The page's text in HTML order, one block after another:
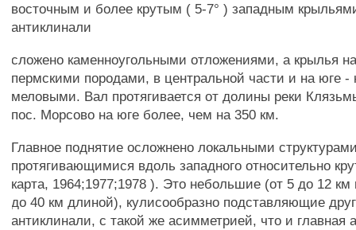
восточным и более крутым ( 5-7° ) западным
антиклинали
сложено каменноугольными отложениями, а крылья
пермскими породами, в центральной части и на юге
меловыми. Вал протягивается от долины реки
пос. Морсово на юге более, чем на 350 км.
Главное поднятие осложнено локальными
протягивающимися вдоль западного относительно
карта, 1964;1977;1978 ). Это небольшие (от 5 до 12
до 40 км длиной), кулисообразно подставляющие
антиклинали, с такой же асимметрией, что и главная